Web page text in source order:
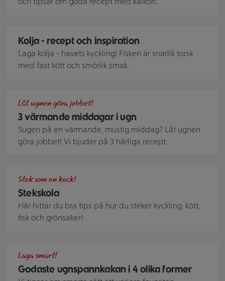
Kolja - recept och inspiration
Laga kolja - havets kyckling! Fisken är snarlik torsk
med fast kött och smörlik smak.
3 värmande middagar i ugn
Låt ugnen göra jobbet!
Sugen på en värmande, mustig middag? Låt ugnen
göra jobbet! Vi bjuder på 3 härliga recept.
Stekskola
Stek som en kock!
Här hittar du bra tips på hur du steker kyckling, kött,
fisk och grönsaker!
Godaste ugnspannkakan i 4 olika former
Laga smart!